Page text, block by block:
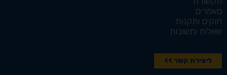
מאמרים
חוקים ותקנות
שאלות ותשובות
ליצירת קשר >>